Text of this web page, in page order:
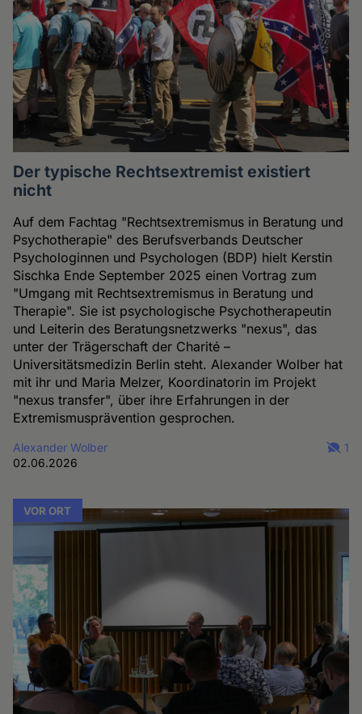
Der typische Rechtsextremist existiert
nicht
Auf dem Fachtag "Rechtsextremismus in Beratung und
Psychotherapie" des Berufsverbands Deutscher
Psychologinnen und Psychologen (BDP) hielt Kerstin
Sischka Ende September 2025 einen Vortrag zum
"Umgang mit Rechtsextremismus in Beratung und
Therapie". Sie ist psychologische Psychotherapeutin
und Leiterin des Beratungsnetzwerks "nexus", das
unter der Trägerschaft der Charité –
Universitätsmedizin Berlin steht. Alexander Wolber hat
mit ihr und Maria Melzer, Koordinatorin im Projekt
"nexus transfer", über ihre Erfahrungen in der
Extremismusprävention gesprochen.
Alexander Wolber
02.06.2026
1
VOR ORT